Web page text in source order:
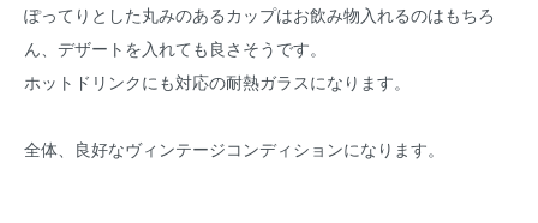
ぽってりとした丸みのあるカップはお飲み物入れるのはもちろ
ん、デザートを入れても良さそうです。
ホットドリンクにも対応の耐熱ガラスになります。
全体、良好なヴィンテージコンディションになります。